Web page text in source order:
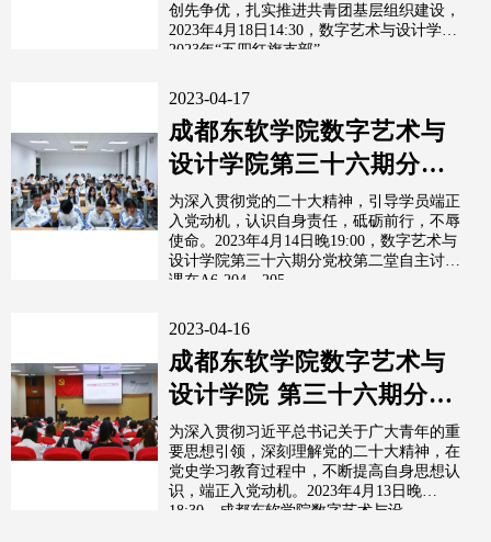
创先争优，扎实推进共青团基层组织建设，
2023年4月18日14:30，数字艺术与设计学院
2023年“五四红旗支部”...
2023-04-17
成都东软学院数字艺术与
设计学院第三十六期分党
校 第二堂自主讨论课
为深入贯彻党的二十大精神，引导学员端正
入党动机，认识自身责任，砥砺前行，不辱
使命。2023年4月14日晚19:00，数字艺术与
设计学院第三十六期分党校第二堂自主讨论
课在A6-204、205、...
2023-04-16
成都东软学院数字艺术与
设计学院 第三十六期分党
校 第三堂党课
为深入贯彻习近平总书记关于广大青年的重
要思想引领，深刻理解党的二十大精神，在
党史学习教育过程中，不断提高自身思想认
识，端正入党动机。2023年4月13日晚
18:30，成都东软学院数字艺术与设...